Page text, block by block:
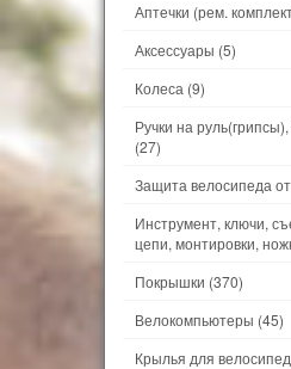
Аптечки (рем.
Аксессуары (5)
Колеса (9)
Ручки на
(27)
Защита велосипеда
Инструмент, ключи,
цепи, монтировки,
Покрышки (370)
Велокомпьютеры (45)
Крылья для